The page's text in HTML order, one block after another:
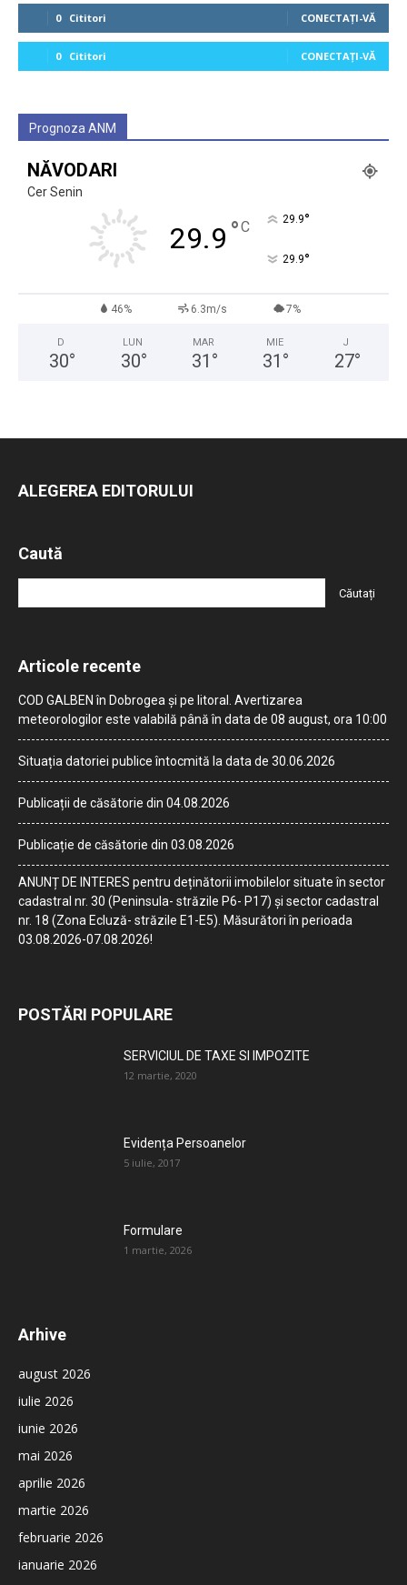
0 Cititori CONECTAȚI-VĂ
0 Cititori CONECTAȚI-VĂ
Prognoza ANM
NĂVODARI
Cer Senin
29.9 °C 29.9°
29.9°
46% 6.3m/s 7%
D
30°
LUN
30°
MAR
31 °
MIE
31 °
J
27°
ALEGEREA EDITORULUI
Caută
Articole recente
COD GALBEN în Dobrogea și pe litoral. Avertizarea
meteorologilor este valabilă până în data de 08 august, ora 10:00
Situația datoriei publice întocmită la data de 30.06.2026
Publicații de căsătorie din 04.08.2026
Publicație de căsătorie din 03.08.2026
ANUNȚ DE INTERES pentru deținătorii imobilelor situate în sector
cadastral nr. 30 (Peninsula- străzile P6- P17) și sector cadastral
nr. 18 (Zona Ecluză- străzile E1-E5). Măsurători în perioada
03.08.2026-07.08.2026!
POSTĂRI POPULARE
SERVICIUL DE TAXE SI IMPOZITE
12 martie, 2020
Evidența Persoanelor
5 iulie, 2017
Formulare
1 martie, 2026
Arhive
august 2026
iulie 2026
iunie 2026
mai 2026
aprilie 2026
martie 2026
februarie 2026
ianuarie 2026